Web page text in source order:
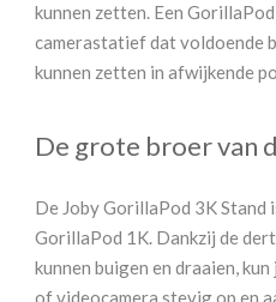
kunnen zetten. Een
camerastatief dat voldoende
kunnen zetten in afwijkende
De grote broer van
De Joby GorillaPod 3K Stand
GorillaPod 1K. Dankzij de
kunnen buigen en draaien,
of videocamera stevig op en